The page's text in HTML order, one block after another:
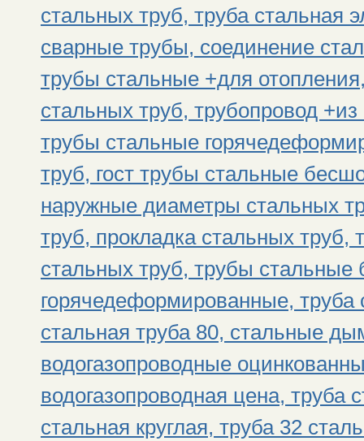
стальных труб, труба стальная
сварные трубы, соединение
трубы стальные +для
стальных труб, трубопровод
трубы стальные
труб, гост трубы стальные
наружные диаметры стальных
труб, прокладка стальных труб,
стальных труб, трубы
горячедеформированные, труба
стальная труба 80, стальные
водогазопроводные
водогазопроводная цена, труба
стальная круглая, труба 32